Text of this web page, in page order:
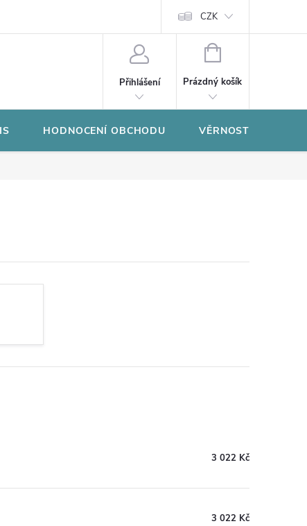
CZK
Přihlášení
NÁKUPNÍ
Prázdný košík
HODNOCENÍ OBCHODU VĚRNOSTNÍ
3 022 Kč
3 022 Kč